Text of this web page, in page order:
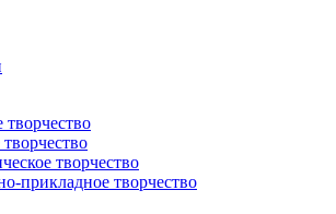
творчество
творчество
прикладное творчество